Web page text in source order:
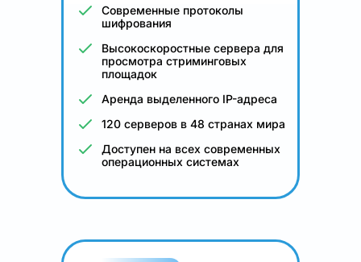
Современные протоколы
шифрования
Высокоскоростные сервера для
просмотра стриминговых
площадок
Аренда выделенного IP-адреса
120 серверов в 48 странах мира
Доступен на всех современных
операционных системах